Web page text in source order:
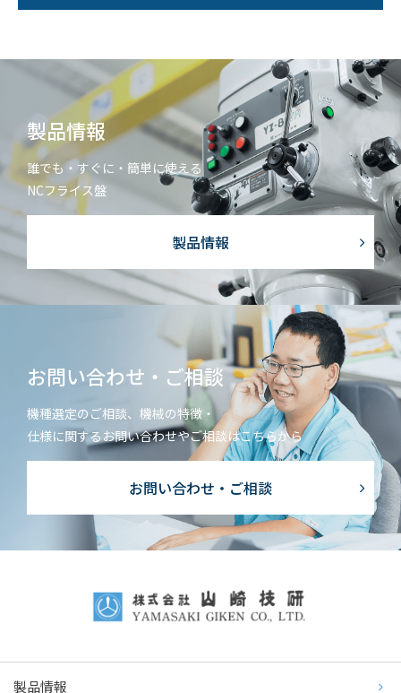
JP EN
製品情報
誰でも・すぐに・簡単に使える
NCフライス盤
製品情報
お問い合わせ・ご相談
機種選定のご相談、機械の特徴・
仕様に関するお問い合わせやご相談はこちらから
お問い合わせ・ご相談
製品情報